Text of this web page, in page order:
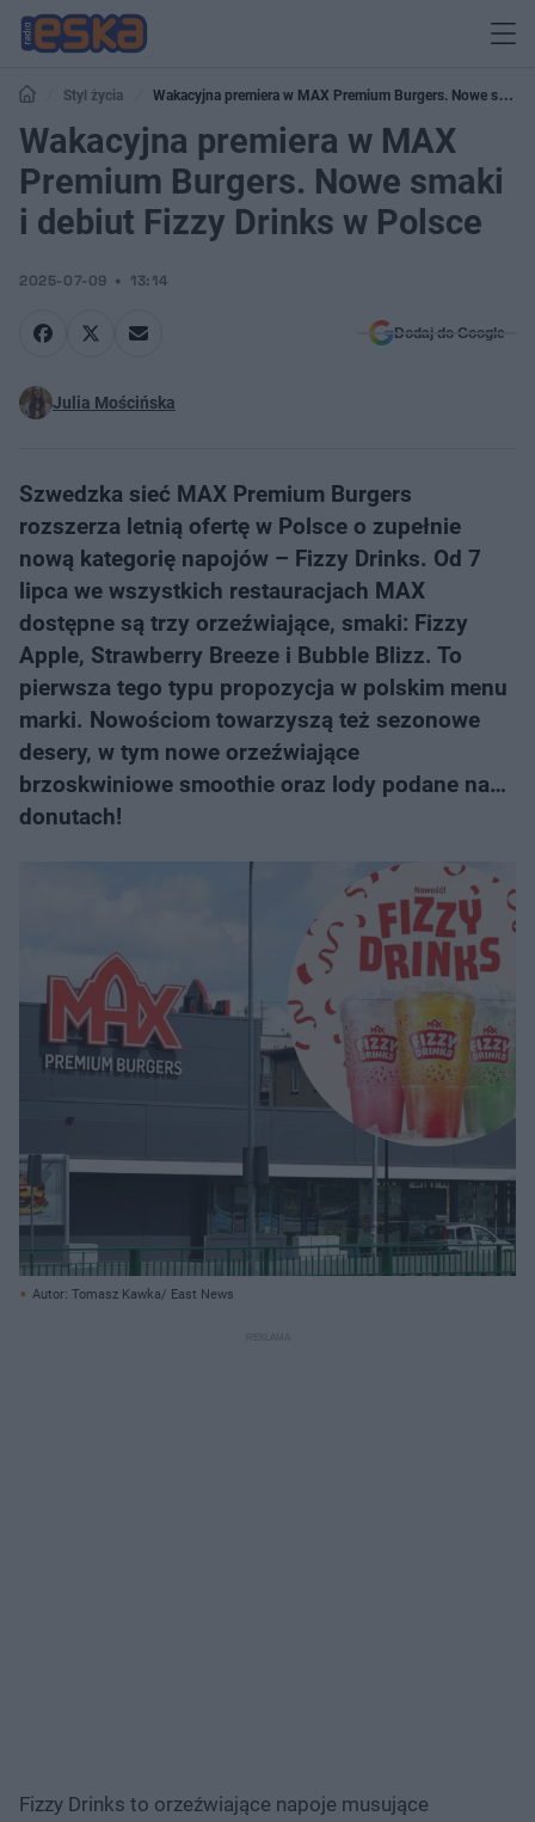
Styl życia
Wakacyjna premiera w MAX Premium Burgers. Nowe smaki
i debiut Fizzy Drinks w Polsce
Wakacyjna premiera w MAX
Premium Burgers. Nowe smaki
i debiut Fizzy Drinks w Polsce
2025-07-09 13:14
Dodaj do Google
Julia Mościńska
Szwedzka sieć MAX Premium Burgers
rozszerza letnią ofertę w Polsce o zupełnie
nową kategorię napojów – Fizzy Drinks. Od 7
lipca we wszystkich restauracjach MAX
dostępne są trzy orzeźwiające, smaki: Fizzy
Apple, Strawberry Breeze i Bubble Blizz. To
pierwsza tego typu propozycja w polskim menu
marki. Nowościom towarzyszą też sezonowe
desery, w tym nowe orzeźwiające
brzoskwiniowe smoothie oraz lody podane na…
donutach!
Autor: Tomasz Kawka/ East News
Fizzy Drinks to orzeźwiające napoje musujące